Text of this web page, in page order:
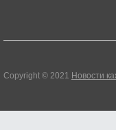
Copyright © 2021 Новости